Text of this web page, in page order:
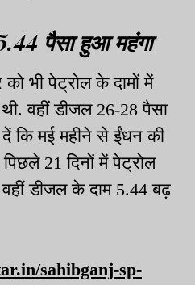
पैसा हुआ महंगा
भी पेट्रोल के दामों में
वहीं डीजल 26-28 पैसा
कि मई महीने से ईंधन की
21 दिनों में पेट्रोल
वहीं डीजल के दाम 5.44 बढ़
sahibganj-sp-